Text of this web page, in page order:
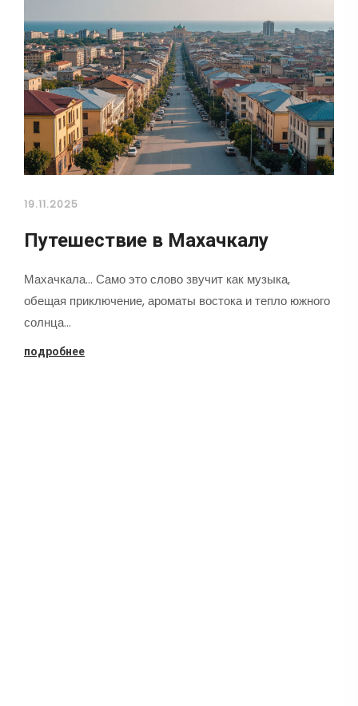
19.11.2025
Путешествие в Махачкалу
Махачкала... Само это слово звучит как музыка,
обещая приключение, ароматы востока и тепло южного
солнца…
подробнее